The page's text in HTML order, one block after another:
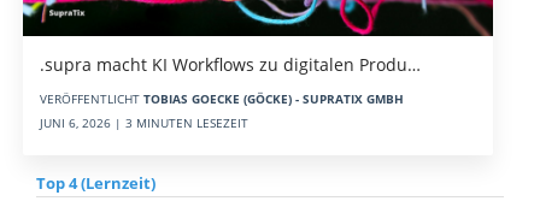
.supra macht KI Workflows zu digitalen Produ…
VERÖFFENTLICHT TOBIAS GOECKE (GÖCKE) - SUPRATIX GMBH
JUNI 6, 2026 | 3 MINUTEN LESEZEIT
Top 4 (Lernzeit)